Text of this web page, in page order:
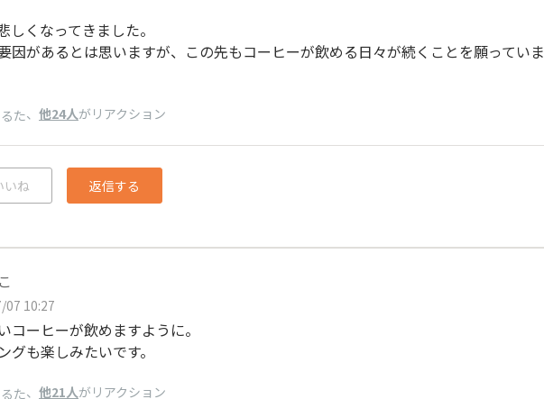
しくなってきました。
因があるとは思いますが、この先もコーヒーが飲める日々が続くことを願っていま
た、 他24人がリアクション
いね 返信する
07 10:27
コーヒーが飲めますように。
グも楽しみたいです。
た、 他21人がリアクション